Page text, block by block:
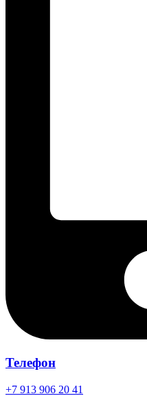
Телефон
+7 913 906 20 41